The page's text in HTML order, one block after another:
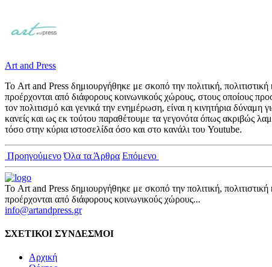
Art and Press
Το Art and Press δημιουργήθηκε με σκοπό την πολιτική,
προέρχονται από διάφορους κοινωνικούς χώρους, στους οποίους
τον πολιτισμό και γενικά την ενημέρωση, είναι η κινητήρια
κανείς και ως εκ τούτου παραθέτουμε τα γεγονότα όπως ακριβώς
τόσο στην κύρια ιστοσελίδα όσο και στο κανάλι του Youtube.
Προηγούμενο Όλα τα Άρθρα Επόμενο
Το Art and Press δημιουργήθηκε με σκοπό την πολιτική,
προέρχονται από διάφορους κοινωνικούς χώρους...
info@artandpress.gr
ΣΧΕΤΙΚΟΙ ΣΥΝΔΕΣΜΟΙ
Αρχική